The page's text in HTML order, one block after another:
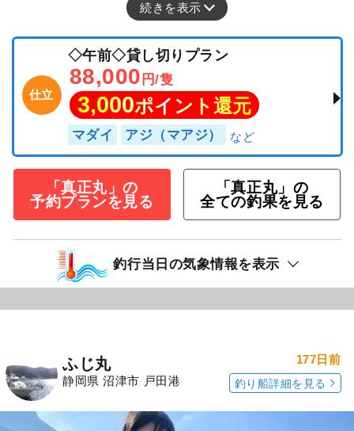
続きを表示
仕立
◇午前◇貸し切りプラン
88,000 円/隻
3,000ポイント還元
マダイ アジ（マアジ）
「真正丸」の
予約プランを見る
「真正丸」の
全ての釣果を見る
釣行当日の気象情報を表示
ふじ丸
静岡県 沼津市 戸田港
177日前
釣り船詳細を見る